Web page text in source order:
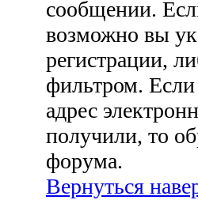
сообщении.
возможно вы
регистрации,
фильтром.
адрес
получили, то
форума.
Вернуться